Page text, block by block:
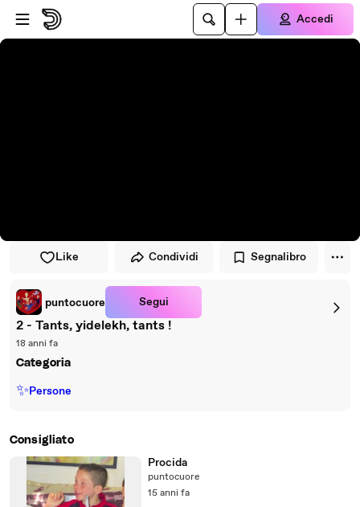
Vai al lettore
Passa al contenuto principale
Accedi
Like Condividi Segnalibro
puntocuore Segui
2 - Tants, yidelekh, tants !
18 anni fa
Categoria
✨Persone
Consigliato
Procida
puntocuore
15 anni fa